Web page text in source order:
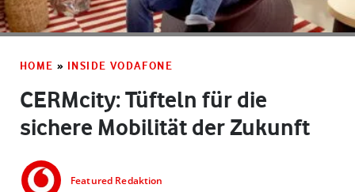
HOME » INSIDE VODAFONE
CERMcity: Tüfteln für die
sichere Mobilität der Zukunft
Featured Redaktion